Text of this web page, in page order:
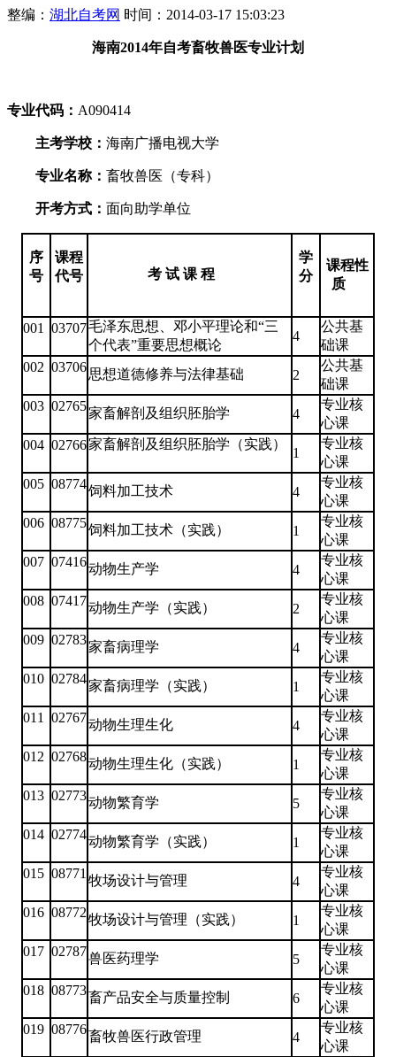
整编： 湖北自考网 时间：2014-03-17 15:03:23
海南2014年自考畜牧兽医专业计划
专业代码： A090414
主考学校： 海南广播电视大学
专业名称： 畜牧兽医（专科）
开考方式： 面向助学单位
序
号
课程
代号
考 试 课 程
学
分
课程性
质
001 03707毛泽东思想、邓小平理论和“三
个代表”重要思想概论
4
公共基
础课
002 03706思想道德修养与法律基础 2
公共基
础课
003 02765家畜解剖及组织胚胎学 4
专业核
心课
004 02766家畜解剖及组织胚胎学（实践）
1
专业核
心课
005 08774饲料加工技术 4
专业核
心课
006 08775饲料加工技术（实践） 1
专业核
心课
007 07416动物生产学 4
专业核
心课
008 07417动物生产学（实践） 2
专业核
心课
009 02783家畜病理学 4
专业核
心课
010 02784家畜病理学（实践） 1
专业核
心课
011
02767动物生理生化 4
专业核
心课
012 02768动物生理生化（实践） 1
专业核
心课
013 02773动物繁育学 5
专业核
心课
014 02774动物繁育学（实践） 1
专业核
心课
015 08771 牧场设计与管理 4
专业核
心课
016 08772牧场设计与管理（实践） 1
专业核
心课
017 02787兽医药理学 5
专业核
心课
018 08773畜产品安全与质量控制 6
专业核
心课
019 08776畜牧兽医行政管理 4
专业核
心课